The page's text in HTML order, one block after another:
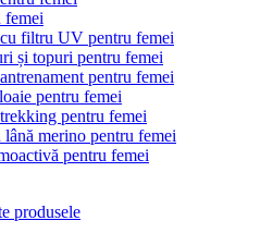
femei
filtru UV pentru femei
și topuri pentru femei
pentru femei
pentru femei
pentru femei
merino pentru femei
pentru femei